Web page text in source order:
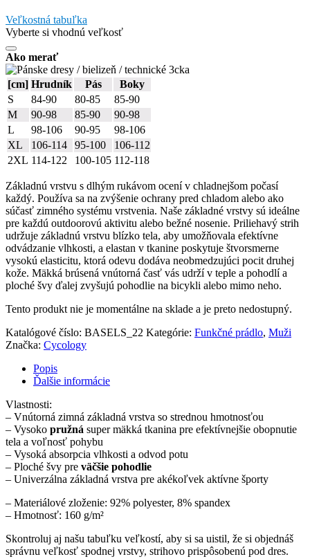
Veľkostná tabuľka
Vyberte si vhodnú veľkosť
Ako merať
[cm] Hrudník Pás
Boky
S
84-90 80-85
85-90
M
90-98 85-90
90-98
L
98-106 90-95
98-106
XL
106-114 95-100
106-112
2XL 114-122 100-105 112-118
Základnú vrstvu s dlhým rukávom ocení v chladnejšom počasí
každý. Používa sa na zvýšenie ochrany pred chladom alebo ako
súčasť zimného systému vrstvenia. Naše základné vrstvy sú ideálne
pre každú outdoorovú aktivitu alebo bežné nosenie. Priliehavý strih
udržuje základnú vrstvu blízko tela, aby umožňovala efektívne
odvádzanie vlhkosti, a elastan v tkanine poskytuje štvorsmerne
vysokú elasticitu, ktorá odevu dodáva neobmedzujúci pocit druhej
kože. Mäkká brúsená vnútorná časť vás udrží v teple a pohodlí a
ploché švy ďalej zvyšujú pohodlie na bicykli alebo mimo neho.
Tento produkt nie je momentálne na sklade a je preto nedostupný.
Katalógové číslo: BASELS_22 Kategórie: Funkčné prádlo, Muži
Značka: Cycology
Popis
Ďalšie informácie
Vlastnosti:
– Vnútorná zimná základná vrstva so strednou hmotnosťou
– Vysoko pružná super mäkká tkanina pre efektívnejšie obopnutie
tela a voľnosť pohybu
– Vysoká absorpcia vlhkosti a odvod potu
– Ploché švy pre väčšie pohodlie
– Univerzálna základná vrstva pre akékoľvek aktívne športy
– Materiálové zloženie: 92% polyester, 8% spandex
– Hmotnosť: 160 g/m²
Skontroluj aj našu tabuľku veľkostí, aby si sa uistil, že si objednáš
správnu veľkosť spodnej vrstvy, strihovo prispôsobenú pod dres.